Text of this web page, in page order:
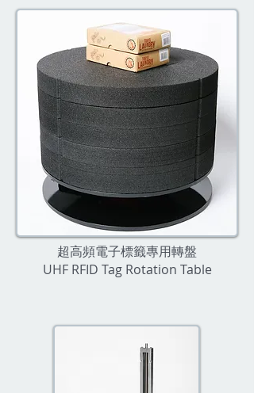
超高頻電子標籤專用轉盤
UHF RFID Tag Rotation Table